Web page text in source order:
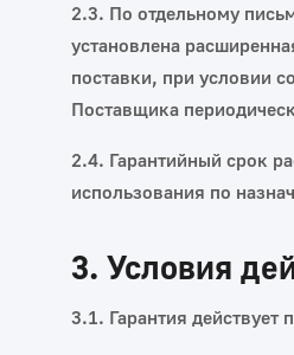
2.3. По отдельному
установлена
поставки, при условии
Поставщика
2.4. Гарантийный срок
использования по
3. Условия
3.1. Гарантия